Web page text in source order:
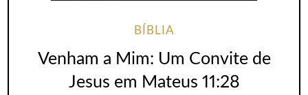
BÍBLIA
Venham a Mim: Um Convite de
Jesus em Mateus 11:28